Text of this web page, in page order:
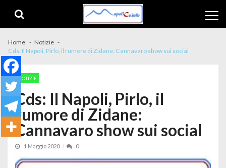
Home
Notizie
Cds: Il Napoli, Pirlo, il rumore di Zidane: Cannavaro show sui social
NOTIZIE
Cds: Il Napoli, Pirlo, il
rumore di Zidane:
Cannavaro show sui social
1 Maggio 2020 0